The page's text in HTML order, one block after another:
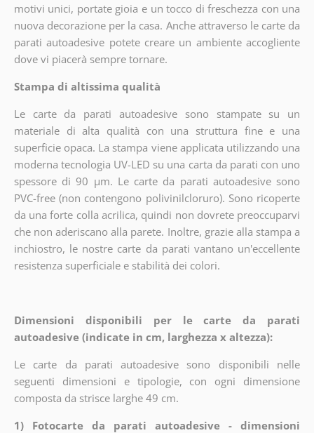
motivi unici, portate gioia e un tocco di freschezza con una
nuova decorazione per la casa. Anche attraverso le carte da
parati autoadesive potete creare un ambiente accogliente
dove vi piacerà sempre tornare.
Stampa di altissima qualità
Le carte da parati autoadesive sono stampate su un
materiale di alta qualità con una struttura fine e una
superficie opaca. La stampa viene applicata utilizzando una
moderna tecnologia UV-LED su una carta da parati con uno
spessore di 90 µm. Le carte da parati autoadesive sono
PVC-free (non contengono polivinilcloruro). Sono ricoperte
da una forte colla acrilica, quindi non dovrete preoccuparvi
che non aderiscano alla parete. Inoltre, grazie alla stampa a
inchiostro, le nostre carte da parati vantano un'eccellente
resistenza superficiale e stabilità dei colori.
Dimensioni disponibili per le carte da parati
autoadesive (indicate in cm, larghezza x altezza):
Le carte da parati autoadesive sono disponibili nelle
seguenti dimensioni e tipologie, con ogni dimensione
composta da strisce larghe 49 cm.
1) Fotocarte da parati autoadesive - dimensioni